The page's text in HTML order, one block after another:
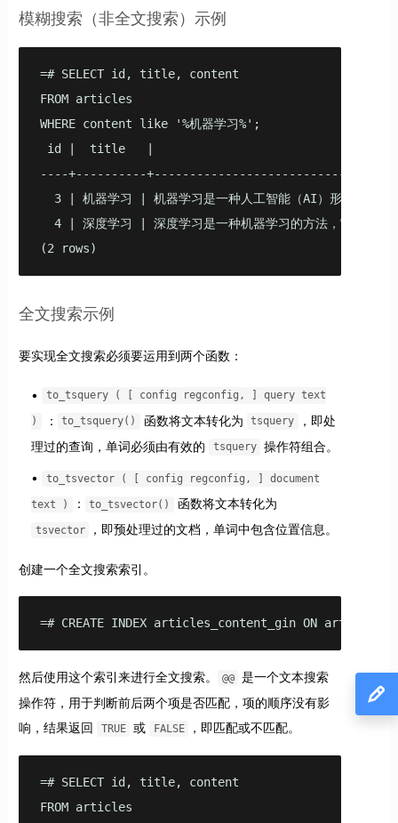
模糊搜索（非全文搜索）示例
=# SELECT id, title, content
FROM articles
WHERE content like '%机器学习%';
id |  title   |
----+----------
3 | 机器学习 | 机器学习是一种人工智能（AI）形式，它允
4 | 深度学习 | 深度学习是一种机器学习的方法，它依赖于
(2 rows)
全文搜索示例
要实现全文搜索必须要运用到两个函数：
to_tsquery ( [ config regconfig, ] query text
) ： to_tsquery() 函数将文本转化为 tsquery
，即处
理过的查询，单词必须由有效的
tsquery 操作符组合。
to_tsvector ( [ config regconfig, ] document
text ) ： to_tsvector() 函数将文本转化为
tsvector ，即预处理过的文档，单词中包含位置信息。
创建一个全文搜索索引。
=# CREATE INDEX articles_content_gin ON
然后使用这个索引来进行全文搜索。 @@
是一个文本搜索
操作符，用于判断前后两个项是否匹配，项的顺序没有影
响，结果返回
TRUE 或 FALSE ，即匹配或不匹配。
=# SELECT id, title, content
FROM articles